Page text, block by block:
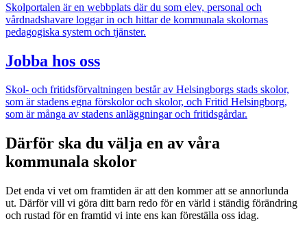
Skolportalen är en webbplats där du som elev, personal och
vårdnadshavare loggar in och hittar de kommunala skolornas
pedagogiska system och tjänster.
Jobba hos oss
Skol- och fritidsförvaltningen består av Helsingborgs stads skolor,
som är stadens egna förskolor och skolor, och Fritid Helsingborg,
som är många av stadens anläggningar och fritidsgårdar.
Därför ska du välja en av våra
kommunala skolor
Det enda vi vet om framtiden är att den kommer att se annorlunda
ut. Därför vill vi göra ditt barn redo för en värld i ständig förändring
och rustad för en framtid vi inte ens kan föreställa oss idag.